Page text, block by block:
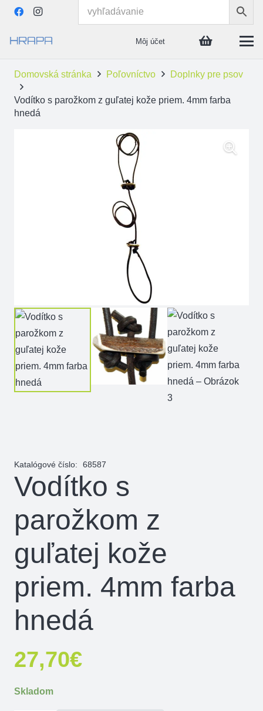
Môj účet
Domovská stránka Poľovníctvo Doplnky pre psov
Vodítko s parožkom z guľatej kože priem. 4mm farba
hnedá
Katalógové číslo: 68587
Vodítko s
parožkom z
guľatej kože
priem. 4mm farba
hnedá
27,70€
Skladom